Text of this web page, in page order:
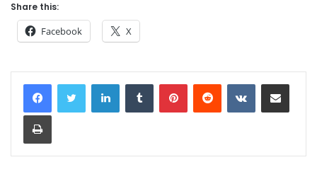
Share this:
Facebook X
LinkedInTumblr PinterestReddit VKontakteShare via Email
Print